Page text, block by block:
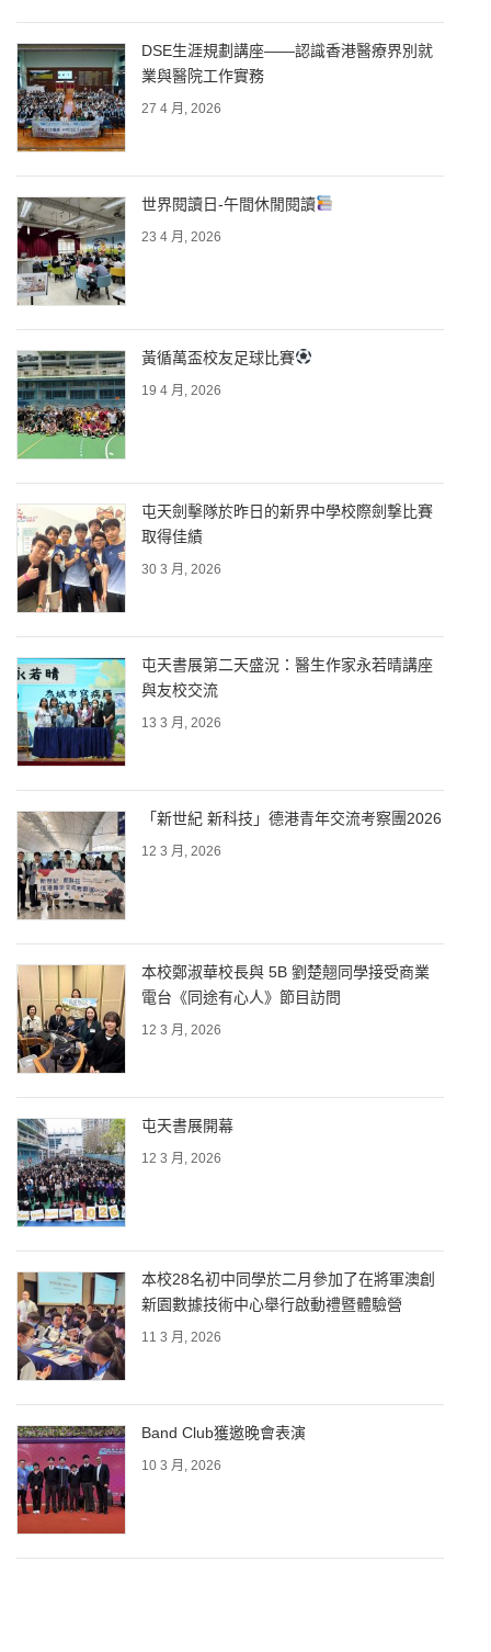
DSE生涯規劃講座——認識香港醫療界別就
業與醫院工作實務
27 4 月, 2026
世界閱讀日-午間休閒閱讀
23 4 月, 2026
黃循萬盃校友足球比賽
19 4 月, 2026
屯天劍擊隊於昨日的新界中學校際劍撃比賽
取得佳績
30 3 月, 2026
屯天書展第二天盛況：醫生作家永若晴講座
與友校交流
13 3 月, 2026
「新世紀 新科技」德港青年交流考察團2026
12 3 月, 2026
本校鄭淑華校長與 5B 劉楚翹同學接受商業
電台《同途有心人》節目訪問
12 3 月, 2026
屯天書展開幕
12 3 月, 2026
本校28名初中同學於二月參加了在將軍澳創
新園數據技術中心舉行啟動禮暨體驗營
11 3 月, 2026
Band Club獲邀晚會表演
10 3 月, 2026